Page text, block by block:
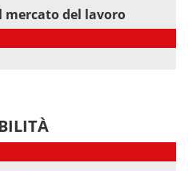
mercato del lavoro